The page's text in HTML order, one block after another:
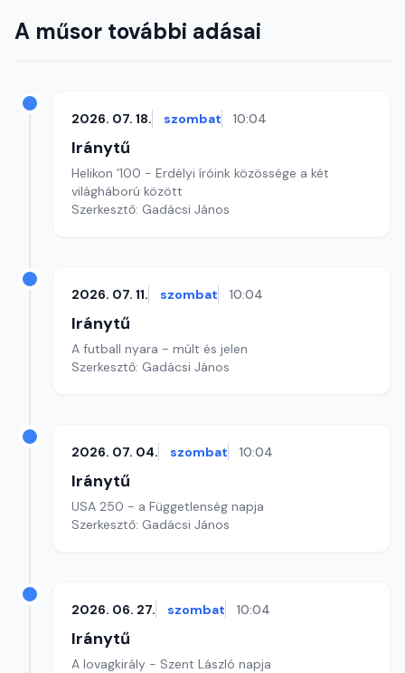
A műsor további adásai
2026. 07. 18. szombat 10:04
Iránytű
Helikon '100 - Erdélyi íróink közössége a két
világháború között
Szerkesztő: Gadácsi János
2026. 07. 11. szombat 10:04
Iránytű
A futball nyara - múlt és jelen
Szerkesztő: Gadácsi János
2026. 07. 04. szombat 10:04
Iránytű
USA 250 - a Függetlenség napja
Szerkesztő: Gadácsi János
2026. 06. 27. szombat 10:04
Iránytű
A lovagkirály - Szent László napja